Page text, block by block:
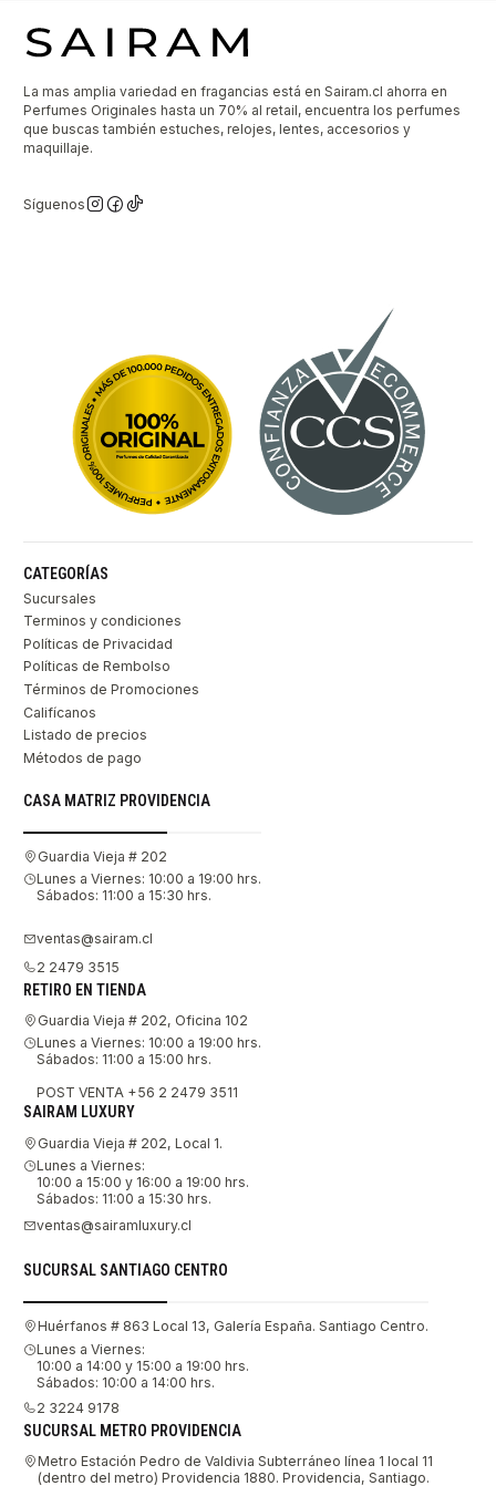
La mas amplia variedad en fragancias está en Sairam.cl ahorra en
Perfumes Originales hasta un 70% al retail, encuentra los perfumes
que buscas también estuches, relojes, lentes, accesorios y
maquillaje.
Síguenos
CATEGORÍAS
Sucursales
Terminos y condiciones
Políticas de Privacidad
Políticas de Rembolso
Términos de Promociones
Califícanos
Listado de precios
Métodos de pago
CASA MATRIZ PROVIDENCIA
Guardia Vieja # 202
Lunes a Viernes: 10:00 a 19:00 hrs.
Sábados: 11:00 a 15:30 hrs.
ventas@sairam.cl
2 2479 3515
RETIRO EN TIENDA
Guardia Vieja # 202, Oficina 102
Lunes a Viernes: 10:00 a 19:00 hrs.
Sábados: 11:00 a 15:00 hrs.
POST VENTA +56 2 2479 3511
SAIRAM LUXURY
Guardia Vieja # 202, Local 1.
Lunes a Viernes:
10:00 a 15:00 y 16:00 a 19:00 hrs.
Sábados: 11:00 a 15:30 hrs.
ventas@sairamluxury.cl
SUCURSAL SANTIAGO CENTRO
Huérfanos # 863 Local 13, Galería España. Santiago Centro.
Lunes a Viernes:
10:00 a 14:00 y 15:00 a 19:00 hrs.
Sábados: 10:00 a 14:00 hrs.
2 3224 9178
SUCURSAL METRO PROVIDENCIA
Metro Estación Pedro de Valdivia Subterráneo línea 1 local 11
(dentro del metro) Providencia 1880. Providencia, Santiago.